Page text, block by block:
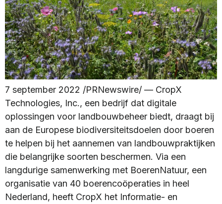
7 september 2022 /PRNewswire/ — CropX
Technologies, Inc., een bedrijf dat digitale
oplossingen voor landbouwbeheer biedt, draagt bij
aan de Europese biodiversiteitsdoelen door boeren
te helpen bij het aannemen van landbouwpraktijken
die belangrijke soorten beschermen. Via een
langdurige samenwerking met BoerenNatuur, een
organisatie van 40 boerencoöperaties in heel
Nederland, heeft CropX het Informatie- en